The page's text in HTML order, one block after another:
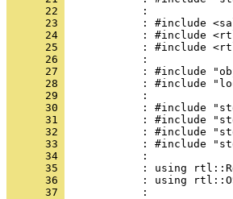
      22
      23
      24
      25
      26
      27
      28
      29
      30
      31
      32
      33
      34
      35
      36
      37